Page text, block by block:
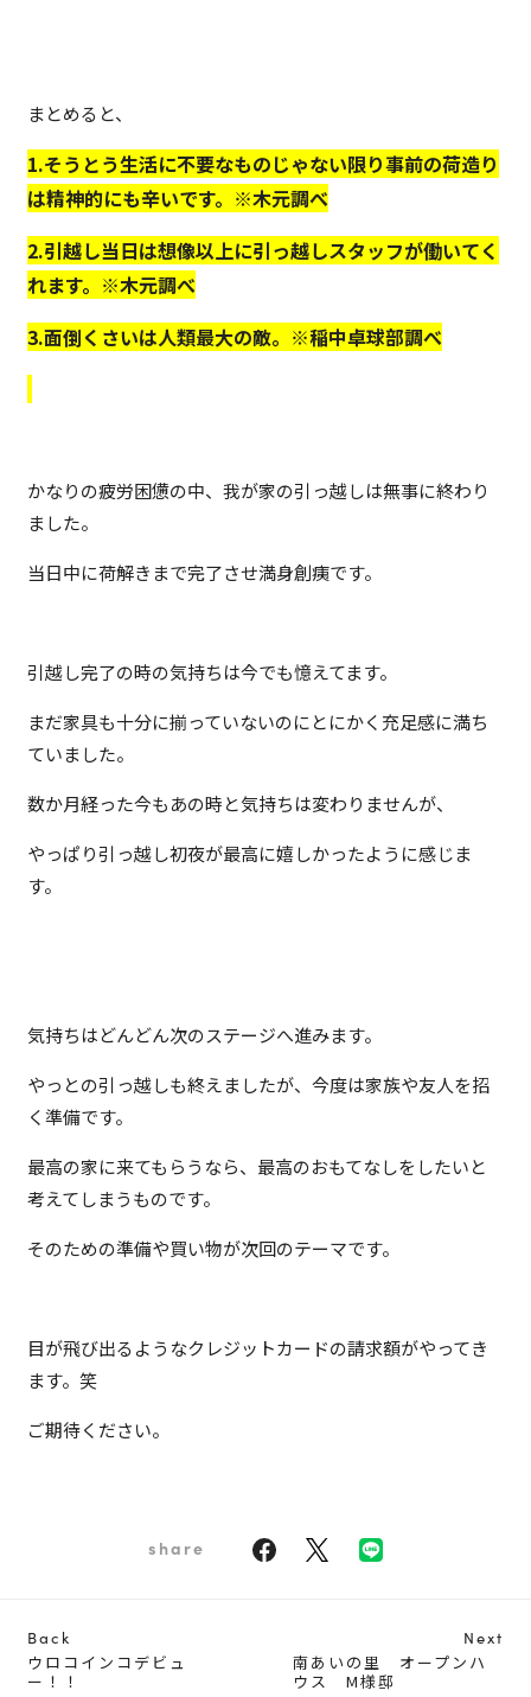
まとめると、
1.そうとう生活に不要なものじゃない限り事前の荷造り
は精神的にも辛いです。※木元調べ
2.引越し当日は想像以上に引っ越しスタッフが働いてく
れます。※木元調べ
3.面倒くさいは人類最大の敵。※稲中卓球部調べ
かなりの疲労困憊の中、我が家の引っ越しは無事に終わり
ました。
当日中に荷解きまで完了させ満身創痍です。
引越し完了の時の気持ちは今でも憶えてます。
まだ家具も十分に揃っていないのにとにかく充足感に満ち
ていました。
数か月経った今もあの時と気持ちは変わりませんが、
やっぱり引っ越し初夜が最高に嬉しかったように感じま
す。
気持ちはどんどん次のステージへ進みます。
やっとの引っ越しも終えましたが、今度は家族や友人を招
く準備です。
最高の家に来てもらうなら、最高のおもてなしをしたいと
考えてしまうものです。
そのための準備や買い物が次回のテーマです。
目が飛び出るようなクレジットカードの請求額がやってき
ます。笑
ご期待ください。
share
Back
ウロコインコデビュ
ー！！
Next
南あいの里 オープンハ
ウス M様邸